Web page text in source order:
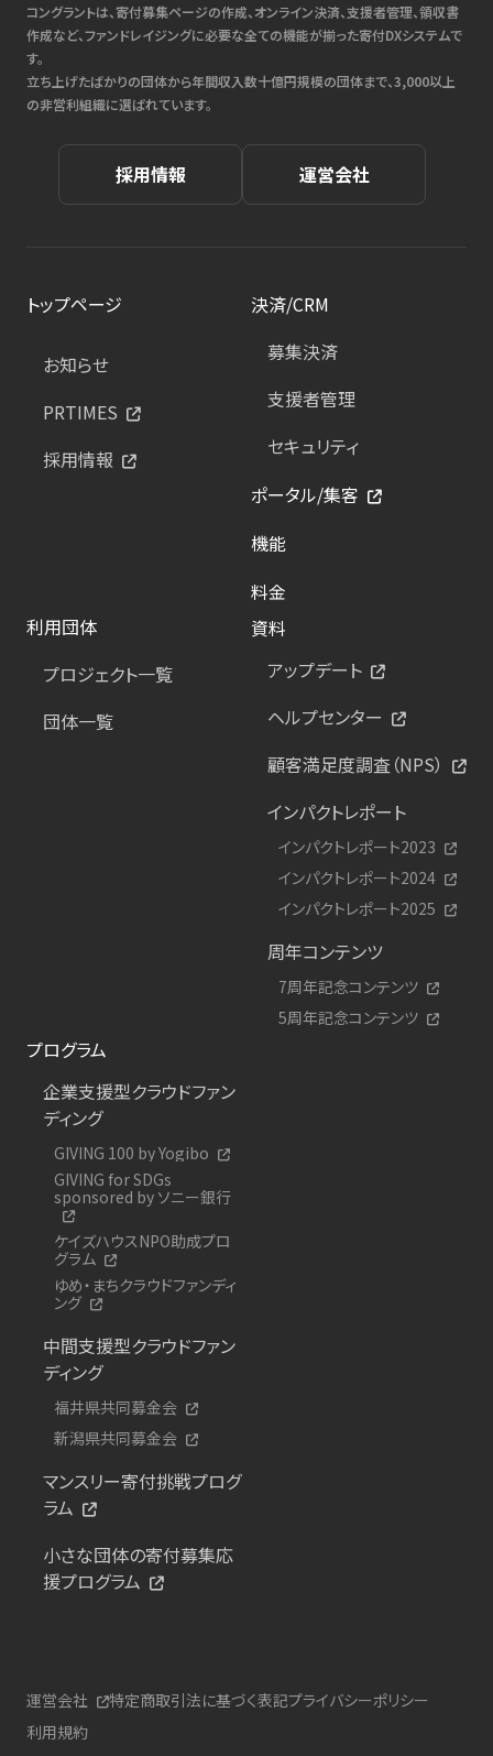
コングラントは、寄付募集ページの作成、オンライン決済、支援者管理、領収書
作成など、ファンドレイジングに必要な全ての機能が揃った寄付DXシステムで
す。
立ち上げたばかりの団体から年間収入数十億円規模の団体まで、3,000以上
の非営利組織に選ばれています。
採用情報 運営会社
トップページ
お知らせ
PRTIMES
採用情報
決済/CRM
募集決済
支援者管理
セキュリティ
ポータル/集客
機能
料金
利用団体
プロジェクト一覧
団体一覧
資料
アップデート
ヘルプセンター
顧客満足度調査（NPS）
インパクトレポート
インパクトレポート2023
インパクトレポート2024
インパクトレポート2025
周年コンテンツ
7周年記念コンテンツ
5周年記念コンテンツ
プログラム
企業支援型クラウドファン
ディング
GIVING 100 by Yogibo
GIVING for SDGs
sponsored by ソニー銀行
ケイズハウスNPO助成プロ
グラム
ゆめ・まちクラウドファンディ
ング
中間支援型クラウドファン
ディング
福井県共同募金会
新潟県共同募金会
マンスリー寄付挑戦プログ
ラム
小さな団体の寄付募集応
援プログラム
運営会社 特定商取引法に基づく表記プライバシーポリシー
利用規約